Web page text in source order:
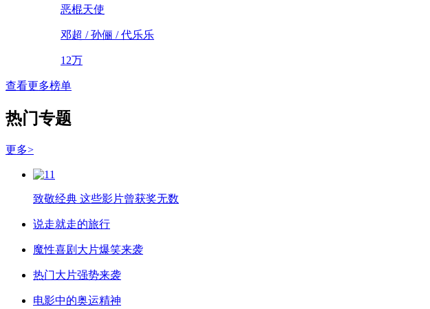
恶棍天使
邓超 / 孙俪 / 代乐乐
12万
查看更多榜单
热门专题
更多>
致敬经典 这些影片曾获奖无数
说走就走的旅行
魔性喜剧大片爆笑来袭
热门大片强势来袭
电影中的奥运精神